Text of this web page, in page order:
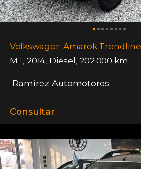
Volkswagen Amarok Trendline
MT, 2014, Diesel , 202.000 km.
Ramirez Automotores
Consultar